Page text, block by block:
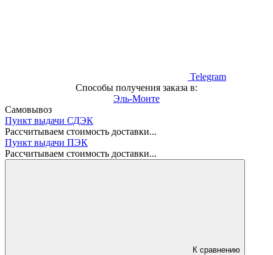
Telegram
Способы получения заказа в:
Эль-Монте
Самовывоз
Пункт выдачи СДЭК
Рассчитываем стоимость доставки...
Пункт выдачи ПЭК
Рассчитываем стоимость доставки...
К сравнению